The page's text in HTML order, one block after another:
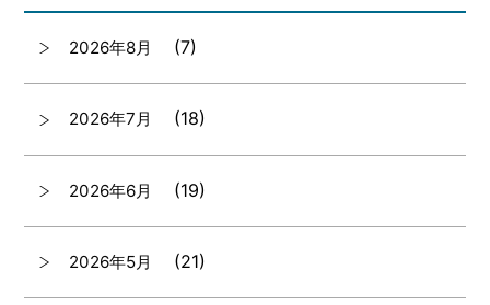
2026年8月 (7)
2026年7月 (18)
2026年6月 (19)
2026年5月 (21)